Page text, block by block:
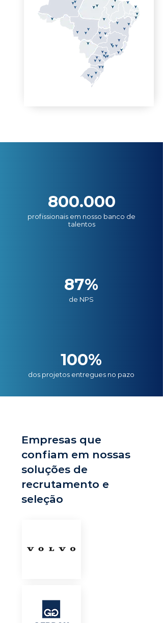
800.000
profissionais em nosso banco de
talentos
87%
de NPS
100%
dos projetos entregues no pazo
Empresas que
confiam em nossas
soluções de
recrutamento e
seleção